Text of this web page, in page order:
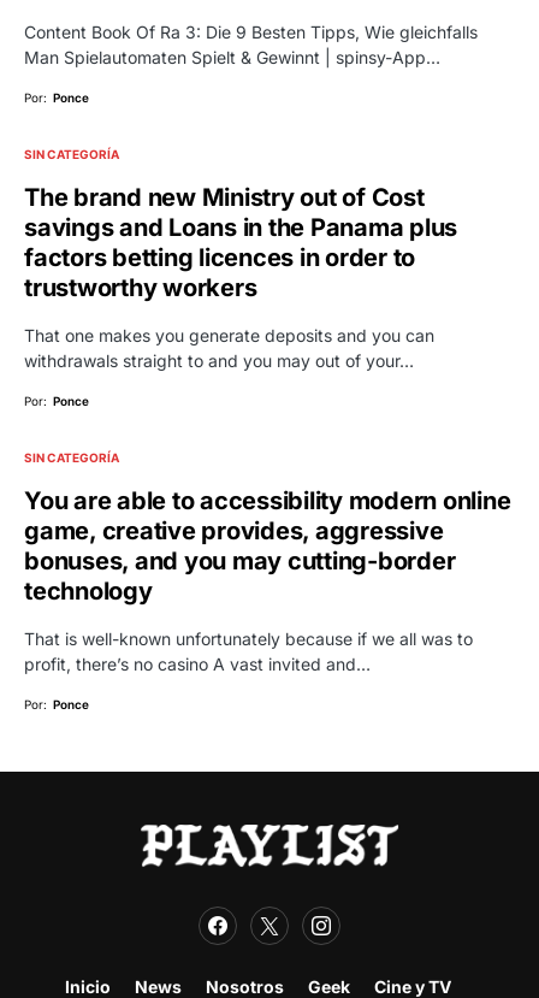
Content Book Of Ra 3: Die 9 Besten Tipps, Wie gleichfalls
Man Spielautomaten Spielt & Gewinnt | spinsy-App…
Por: Ponce
SIN CATEGORÍA
The brand new Ministry out of Cost
savings and Loans in the Panama plus
factors betting licences in order to
trustworthy workers
That one makes you generate deposits and you can
withdrawals straight to and you may out of your…
Por: Ponce
SIN CATEGORÍA
You are able to accessibility modern online
game, creative provides, aggressive
bonuses, and you may cutting-border
technology
That is well-known unfortunately because if we all was to
profit, there’s no casino A vast invited and…
Por: Ponce
Inicio News Nosotros Geek Cine y TV